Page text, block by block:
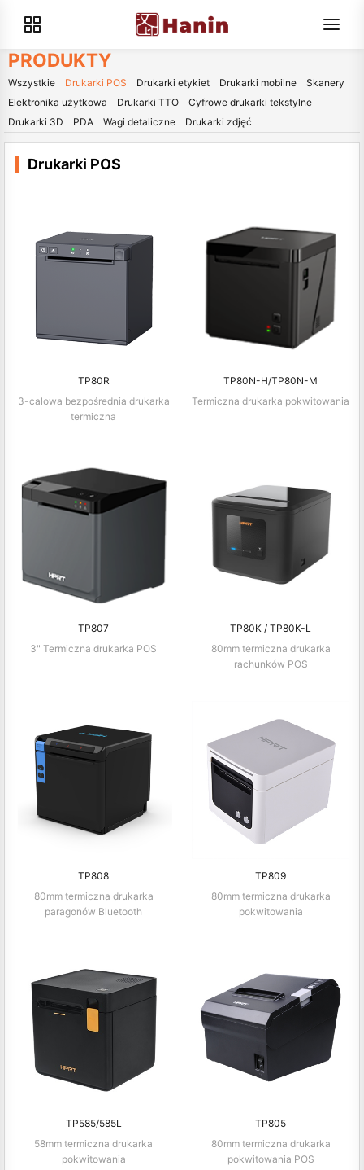
PRODUKTY
Wszystkie Drukarki POS Drukarki etykiet Drukarki mobilne
Skanery
Elektronika użytkowa
Drukarki TTO
Cyfrowe drukarki tekstylne
Drukarki 3D
PDA Wagi detaliczne Drukarki zdjęć
Drukarki POS
TP80R
3-calowa bezpośrednia drukarka
termiczna
TP80N-H/TP80N-M
Termiczna drukarka pokwitowania
TP807
3" Termiczna drukarka POS
TP80K / TP80K-L
80mm termiczna drukarka
rachunków POS
TP808
80mm termiczna drukarka
paragonów Bluetooth
TP809
80mm termiczna drukarka
pokwitowania
TP585/585L
58mm termiczna drukarka
pokwitowania
TP805
80mm termiczna drukarka
pokwitowania POS